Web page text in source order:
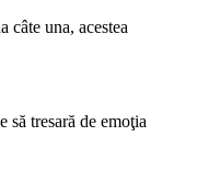
câte una, acestea
să tresară de emoţia